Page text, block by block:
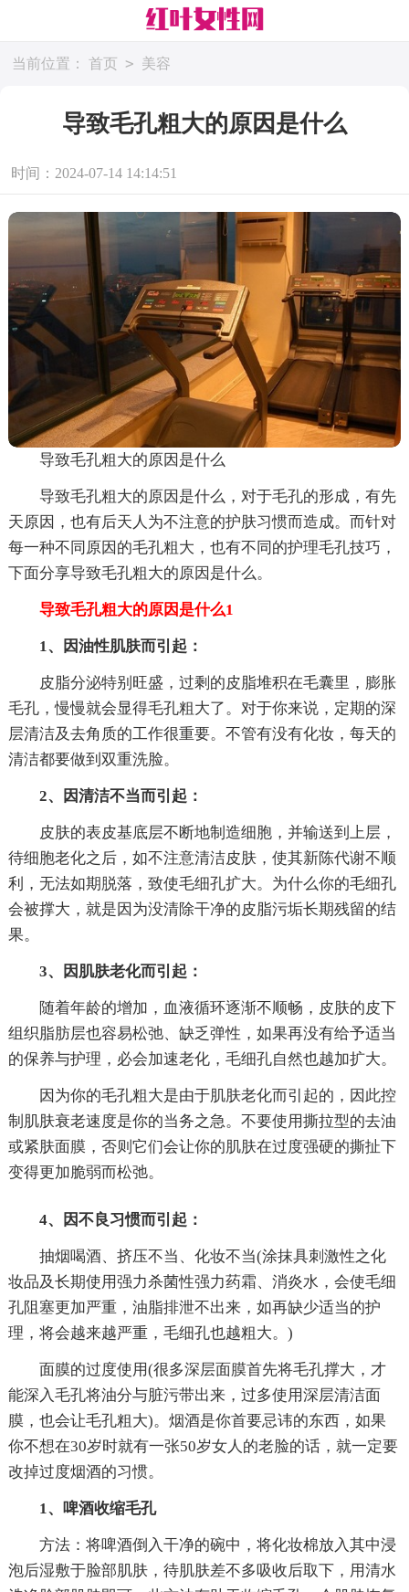
当前位置： 首页 > 美容
导致毛孔粗大的原因是什么
时间：2024-07-14 14:14:51
导致毛孔粗大的原因是什么
导致毛孔粗大的原因是什么，对于毛孔的形成，有先
天原因，也有后天人为不注意的护肤习惯而造成。而针对
每一种不同原因的毛孔粗大，也有不同的护理毛孔技巧，
下面分享导致毛孔粗大的原因是什么。
导致毛孔粗大的原因是什么1
1、因油性肌肤而引起：
皮脂分泌特别旺盛，过剩的皮脂堆积在毛囊里，膨胀
毛孔，慢慢就会显得毛孔粗大了。对于你来说，定期的深
层清洁及去角质的工作很重要。不管有没有化妆，每天的
清洁都要做到双重洗脸。
2、因清洁不当而引起：
皮肤的表皮基底层不断地制造细胞，并输送到上层，
待细胞老化之后，如不注意清洁皮肤，使其新陈代谢不顺
利，无法如期脱落，致使毛细孔扩大。为什么你的毛细孔
会被撑大，就是因为没清除干净的皮脂污垢长期残留的结
果。
3、因肌肤老化而引起：
随着年龄的增加，血液循环逐渐不顺畅，皮肤的皮下
组织脂肪层也容易松弛、缺乏弹性，如果再没有给予适当
的保养与护理，必会加速老化，毛细孔自然也越加扩大。
因为你的毛孔粗大是由于肌肤老化而引起的，因此控
制肌肤衰老速度是你的当务之急。不要使用撕拉型的去油
或紧肤面膜，否则它们会让你的肌肤在过度强硬的撕扯下
变得更加脆弱而松弛。
4、因不良习惯而引起：
抽烟喝酒、挤压不当、化妆不当(涂抹具刺激性之化
妆品及长期使用强力杀菌性强力药霜、消炎水，会使毛细
孔阻塞更加严重，油脂排泄不出来，如再缺少适当的护
理，将会越来越严重，毛细孔也越粗大。)
面膜的过度使用(很多深层面膜首先将毛孔撑大，才
能深入毛孔将油分与脏污带出来，过多使用深层清洁面
膜，也会让毛孔粗大)。烟酒是你首要忌讳的东西，如果
你不想在30岁时就有一张50岁女人的老脸的话，就一定要
改掉过度烟酒的习惯。
1、啤酒收缩毛孔
方法：将啤酒倒入干净的碗中，将化妆棉放入其中浸
泡后湿敷于脸部肌肤，待肌肤差不多吸收后取下，用清水